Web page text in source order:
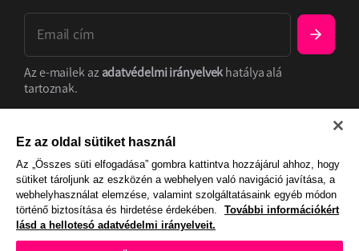
Az e-mailek az adatvédelmi irányelvek hatálya alá
tartoznak.
beállítások
Elég tehetségesnek érzed magad, hogy részt vegyél
Ez az oldal sütiket használ
Az „Összes süti elfogadása” gombra kattintva hozzájárul ahhoz, hogy
sütiket tároljunk az eszközén a webhelyen való navigáció javítása, a
webhelyhasználat elemzése, valamint szolgáltatásaink egyéb módon
történő biztosítása és hirdetése érdekében.
További információkért
lásd a hellotesó adatvédelmi irányelveit.